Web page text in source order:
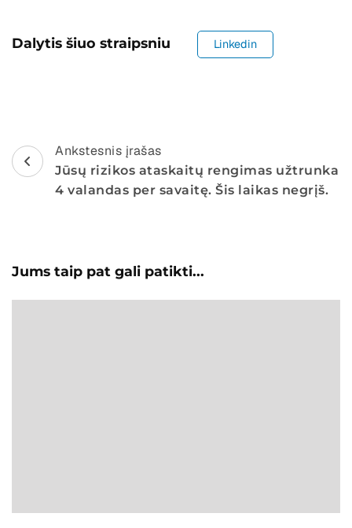
Dalytis šiuo straipsniu Linkedin
Pašto
navigacija
Ankstesnis įrašas
Jūsų rizikos ataskaitų rengimas užtrunka
4 valandas per savaitę. Šis laikas negrįš.
Jums taip pat gali patikti...